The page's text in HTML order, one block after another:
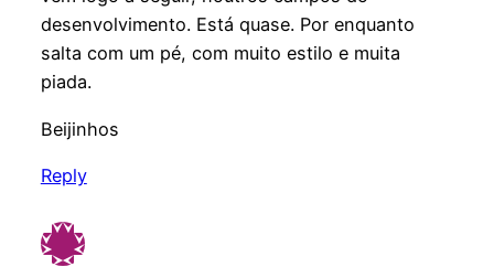
desenvolvimento. Está quase. Por enquanto
salta com um pé, com muito estilo e muita
piada.
Beijinhos
Reply